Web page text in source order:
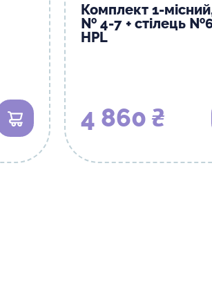
В кошик
Комплект 1-
№ 4-7 + стілець
HPL
4 860 ₴